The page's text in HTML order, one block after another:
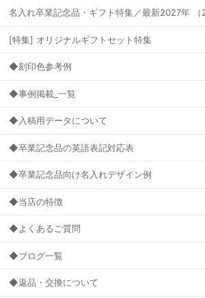
名入れ卒業記念品・ギフト特集／最新2027年
[特集] オリジナルギフトセット特集
◆刻印色参考例
◆事例掲載_一覧
◆入稿用データについて
◆卒業記念品の英語表記対応表
◆卒業記念品向け名入れデザイン例
◆当店の特徴
◆よくあるご質問
◆ブログ一覧
◆返品・交換について